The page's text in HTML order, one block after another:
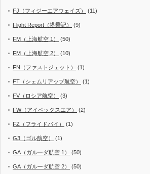
FJ（フィジーエアウェイズ） (11)
Flight Report（搭乗記） (9)
FM（上海航空 1） (50)
FM（上海航空 2） (10)
FN（ファストジェット） (1)
FT（シェムリアップ航空） (1)
FV（ロシア航空） (3)
FW（アイベックスエア） (2)
FZ（フライドバイ） (1)
G3（ゴル航空） (1)
GA（ガルーダ航空 1） (50)
GA（ガルーダ航空 2） (50)